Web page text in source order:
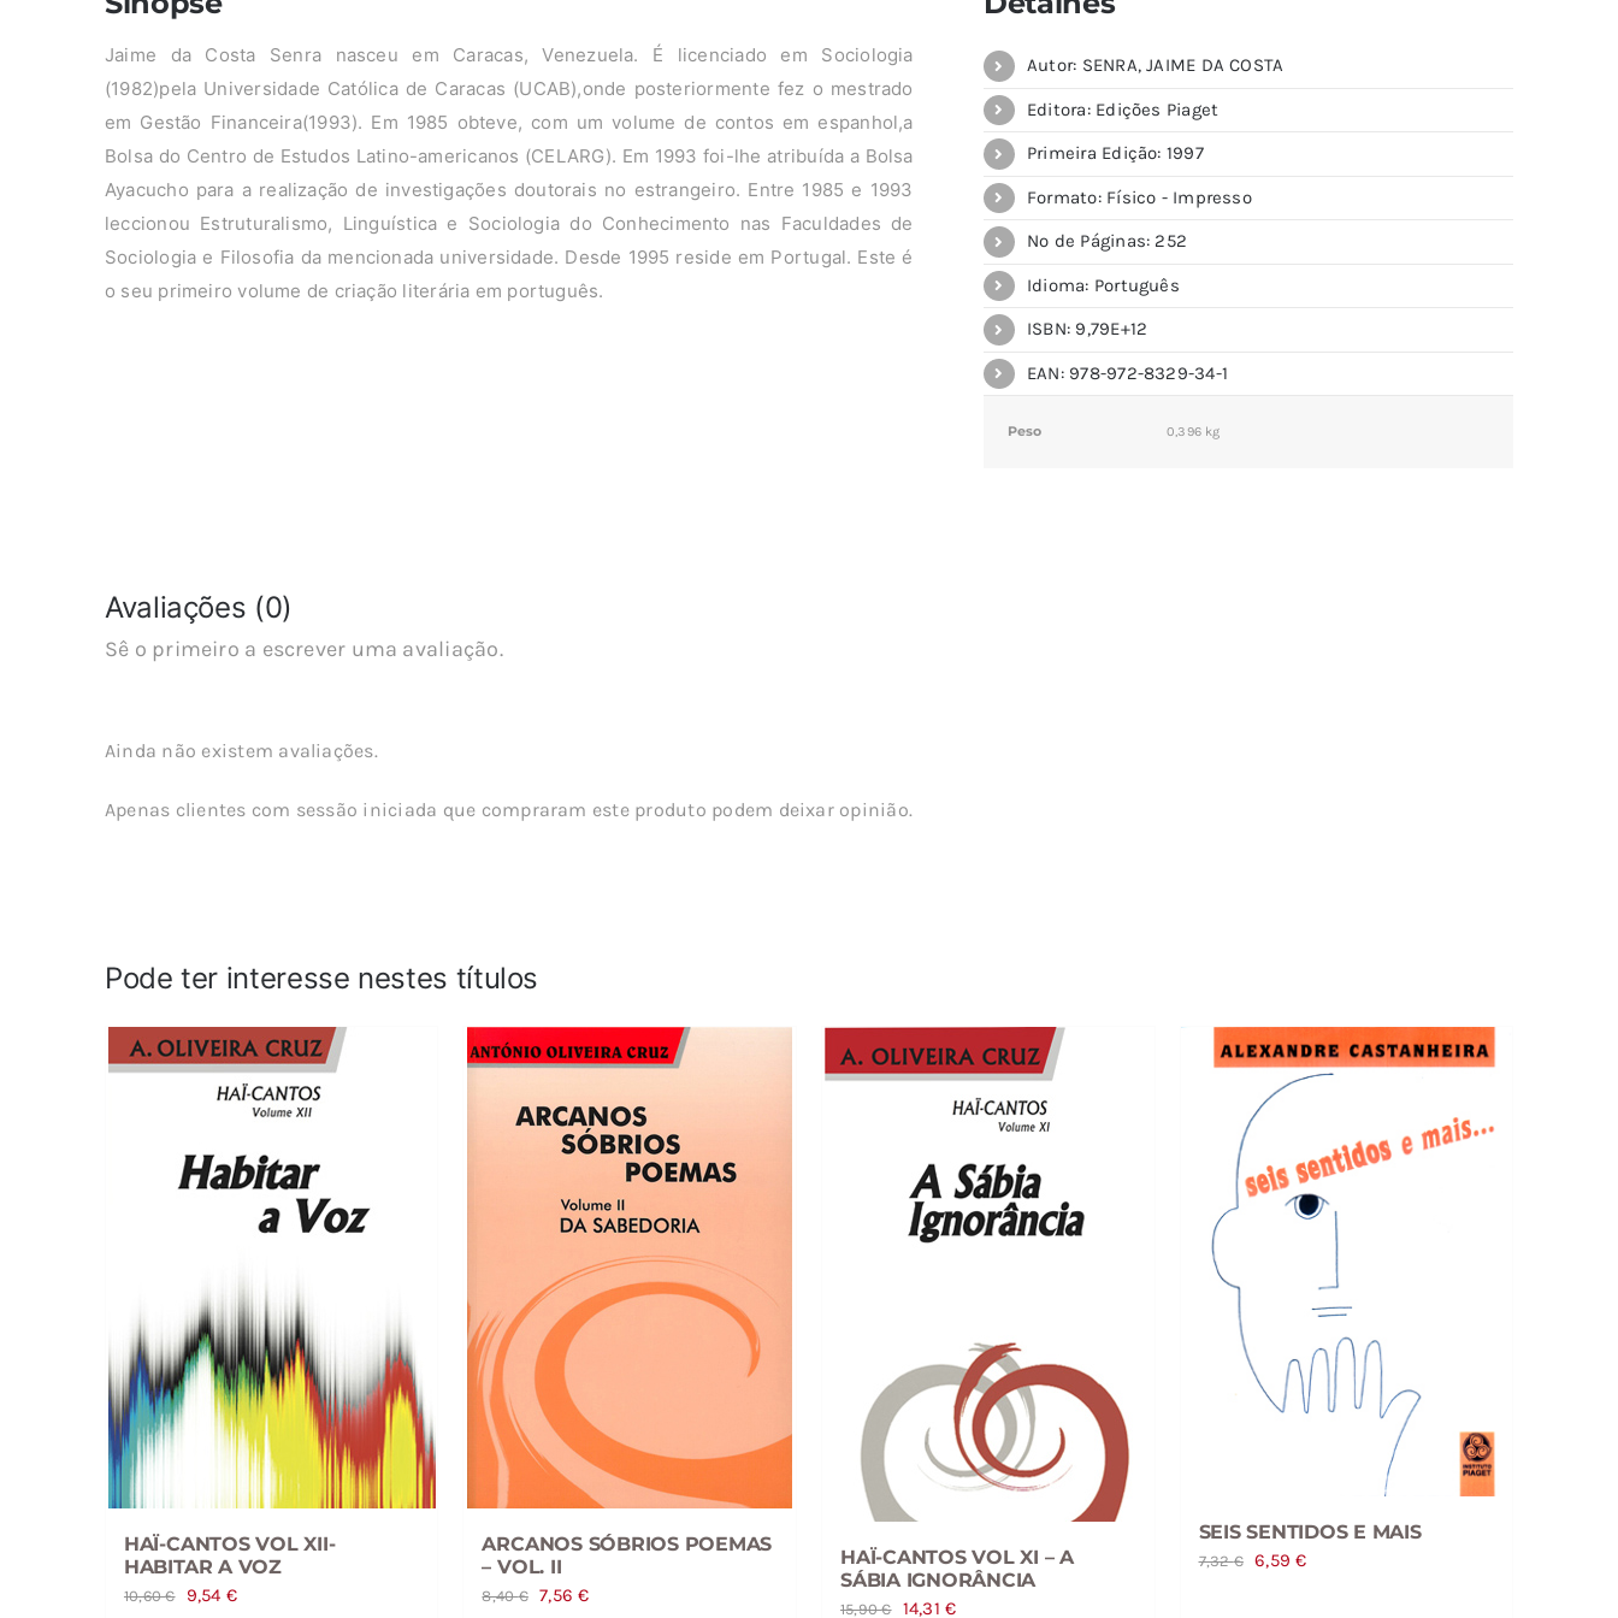
Jaime da Costa Senra nasceu em Caracas, Venezuela. É licenciado em Sociologia
(1982)pela Universidade Católica de Caracas (UCAB),onde posteriormente fez o mestrado
em Gestão Financeira(1993). Em 1985 obteve, com um volume de contos em espanhol,a
Bolsa do Centro de Estudos Latino-americanos (CELARG). Em 1993 foi-lhe atribuída a Bolsa
Ayacucho para a realização de investigações doutorais no estrangeiro. Entre 1985 e 1993
leccionou Estruturalismo, Linguística e Sociologia do Conhecimento nas Faculdades de
Sociologia e Filosofia da mencionada universidade. Desde 1995 reside em Portugal. Este é
o seu primeiro volume de criação literária em português.
Autor: SENRA, JAIME DA COSTA
Editora: Edições Piaget
Primeira Edição: 1997
Formato: Físico - Impresso
Nº de Páginas: 252
Idioma: Português
ISBN: 9,79E+12
EAN: 978-972-8329-34-1
Peso 0,396 kg
Avaliações (0)
Sê o primeiro a escrever uma avaliação.
Ainda não existem avaliações.
Apenas clientes com sessão iniciada que compraram este produto podem deixar opinião.
Pode ter interesse nestes títulos
HAÏ-CANTOS VOL XII-
HABITAR A VOZ
10,60€
O
9,54 €O
ARCANOS SÓBRIOS POEMAS
– VOL. II
8,40€
O
7,56€O
HAÏ-CANTOS VOL XI – A
SÁBIA IGNORÂNCIA
15,90€
O
14,31€O
SEIS SENTIDOS E MAIS
7,32€
O
6,59€O